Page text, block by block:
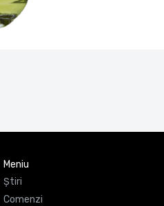
Meniu
Știri
Comenzi